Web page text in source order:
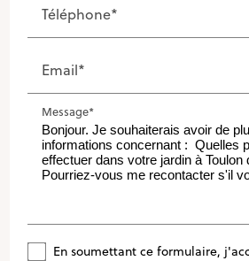
Téléphone*
Email*
Message*
En soumettant ce formulaire,